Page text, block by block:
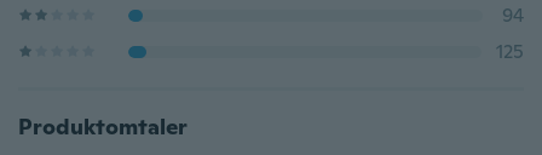
94
125
Produktomtaler